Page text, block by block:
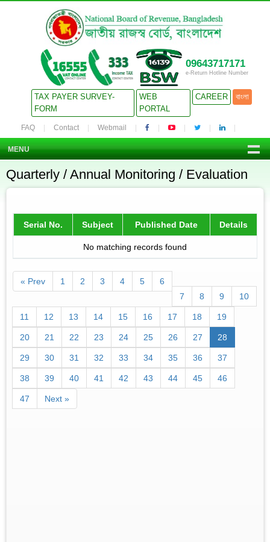
09643717171
e-Return Hotline Number
TAX PAYER SURVEY-
FORM
WEB
PORTAL
CAREER বাংলা
FAQ Contact Webmail
MENU
Quarterly / Annual Monitoring / Evaluation
Serial No. Subject Published Date Details
No matching records found
« Prev 1 2 3 4 5
6
7
8 9 10
11 12 13 14 15 16 17 18 19
20 21 22 23 24 25 26 27 28
29 30 31 32 33 34 35 36 37
38 39 40 41 42 43 44 45 46
47 Next »